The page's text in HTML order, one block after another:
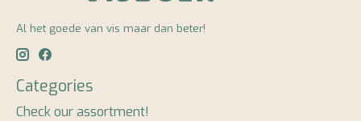
Al het goede van vis maar dan beter!
Categories
Check our assortment!